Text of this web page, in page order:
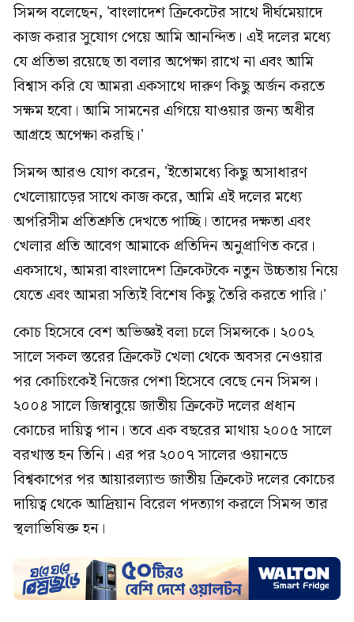
সিমন্স বলেছেন, 'বাংলাদেশ ক্রিকেটের সাথে দীর্ঘমেয়াদে
কাজ করার সুযোগ পেয়ে আমি আনন্দিত। এই দলের মধ্যে
যে প্রতিভা রয়েছে তা বলার অপেক্ষা রাখে না এবং আমি
বিশ্বাস করি যে আমরা একসাথে দারুণ কিছু অর্জন করতে
সক্ষম হবো। আমি সামনের এগিয়ে যাওয়ার জন্য অধীর
আগ্রহে অপেক্ষা করছি।'
সিমন্স আরও যোগ করেন, 'ইতোমধ্যে কিছু অসাধারণ
খেলোয়াড়ের সাথে কাজ করে, আমি এই দলের মধ্যে
অপরিসীম প্রতিশ্রুতি দেখতে পাচ্ছি। তাদের দক্ষতা এবং
খেলার প্রতি আবেগ আমাকে প্রতিদিন অনুপ্রাণিত করে।
একসাথে, আমরা বাংলাদেশ ক্রিকেটকে নতুন উচ্চতায় নিয়ে
যেতে এবং আমরা সত্যিই বিশেষ কিছু তৈরি করতে পারি।'
কোচ হিসেবে বেশ অভিজ্ঞই বলা চলে সিমন্সকে। ২০০২
সালে সকল স্তরের ক্রিকেট খেলা থেকে অবসর নেওয়ার
পর কোচিংকেই নিজের পেশা হিসেবে বেছে নেন সিমন্স।
২০০৪ সালে জিম্বাবুয়ে জাতীয় ক্রিকেট দলের প্রধান
কোচের দায়িত্ব পান। তবে এক বছরের মাথায় ২০০৫ সালে
বরখাস্ত হন তিনি। এর পর ২০০৭ সালের ওয়ানডে
বিশ্বকাপের পর আয়ারল্যান্ড জাতীয় ক্রিকেট দলের কোচের
দায়িত্ব থেকে আদ্রিয়ান বিরেল পদত্যাগ করলে সিমন্স তার
স্থলাভিষিক্ত হন।